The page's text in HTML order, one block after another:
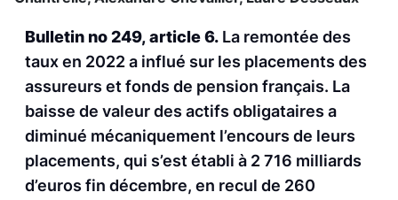
Bulletin no 249, article 6. La remontée des
taux en 2022 a influé sur les placements des
assureurs et fonds de pension français. La
baisse de valeur des actifs obligataires a
diminué mécaniquement l’encours de leurs
placements, qui s’est établi à 2 716 milliards
d’euros fin décembre, en recul de 260